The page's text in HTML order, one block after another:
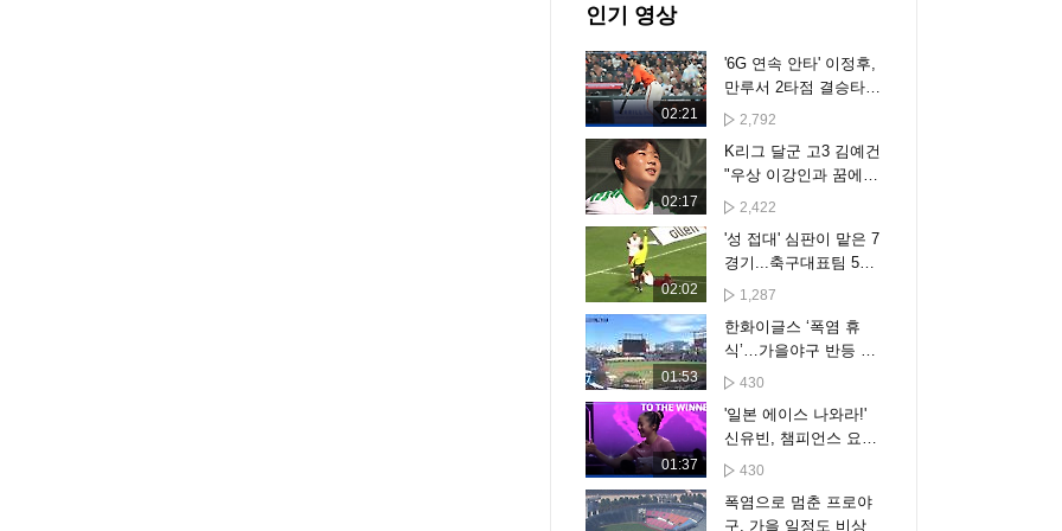
인기 영상
02:21
'6G 연속 안타' 이정후,
만루서 2타점 결승타
작렬...디트로이트에 5-
스]
2,792
02:17
K리그 달군 고3 김예건
"우상 이강인과 꿈에서
만나요"
2,422
02:02
'성 접대' 심판이 맡은 7
경기...축구대표팀 5승
2무 '무패'
1,287
01:53
한화이글스 ‘폭염 휴
식’…가을야구 반등 기
회될까?
430
01:37
'일본 에이스 나와라!'
신유빈, 챔피언스 요코
하마 8강 진출 [스포타
430
폭염으로 멈춘 프로야
구, 가을 일정도 비상